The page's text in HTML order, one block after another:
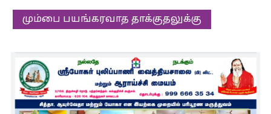
மும்பை பயங்கரவாத தாக்குதலுக்கு